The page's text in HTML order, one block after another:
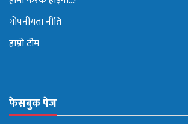
गोपनीयता नीति
हाम्रो टीम
फेसबुक पेज